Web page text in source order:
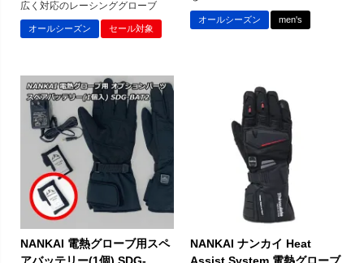
広く対応のレーシンググローブ
オールシーズン セール対象
オールシーズン men's
NANKAI 電熱グローブ用スペ
NANKAI ナンカイ Heat